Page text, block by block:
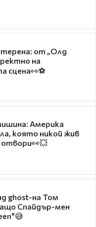
от „Олд
на
сцена👀⚽
Америка
която никой жив
отвори👀💥
ghost-на Том
Спайдър-мен